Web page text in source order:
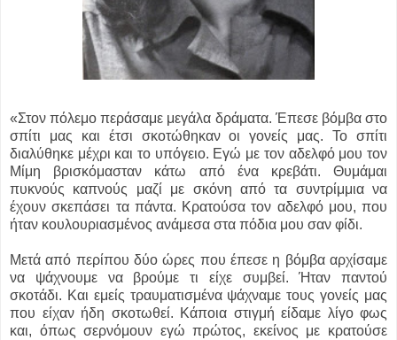
«Στον πόλεμο περάσαμε μεγάλα δράματα. Έπεσε βόμβα στο
σπίτι μας και έτσι σκοτώθηκαν οι γονείς μας. Το σπίτι
διαλύθηκε μέχρι και το υπόγειο. Εγώ με τον αδελφό μου τον
Μίμη βρισκόμασταν κάτω από ένα κρεβάτι. Θυμάμαι
πυκνούς καπνούς μαζί με σκόνη από τα συντρίμμια να
έχουν σκεπάσει τα πάντα. Κρατούσα τον αδελφό μου, που
ήταν κουλουριασμένος ανάμεσα στα πόδια μου σαν φίδι.
Μετά από περίπου δύο ώρες που έπεσε η βόμβα αρχίσαμε
να ψάχνουμε να βρούμε τι είχε συμβεί. Ήταν παντού
σκοτάδι. Και εμείς τραυματισμένα ψάχναμε τους γονείς μας
που είχαν ήδη σκοτωθεί. Κάποια στιγμή είδαμε λίγο φως
και, όπως σερνόμουν εγώ πρώτος, εκείνος με κρατούσε